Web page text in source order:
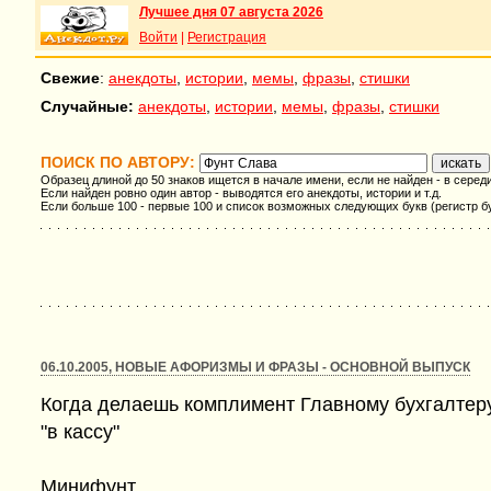
Лучшее дня 07 августа 2026
Войти
Регистрация
Свежие: анекдоты истории мемы фразы стишки
Случайные: анекдоты истории мемы фразы стишки
ПОИСК ПО АВТОРУ:
Образец длиной до 50 знаков ищется в начале имени, если не найден - в
Если найден ровно один автор - выводятся его анекдоты, истории и т.д.
Если больше 100 - первые 100 и список возможных следующих букв (регистр
06.10.2005, НОВЫЕ АФОРИЗМЫ И ФРАЗЫ - ОСНОВНОЙ ВЫПУСК
Когда делаешь комплимент Главному
"в кассу"
Минифунт